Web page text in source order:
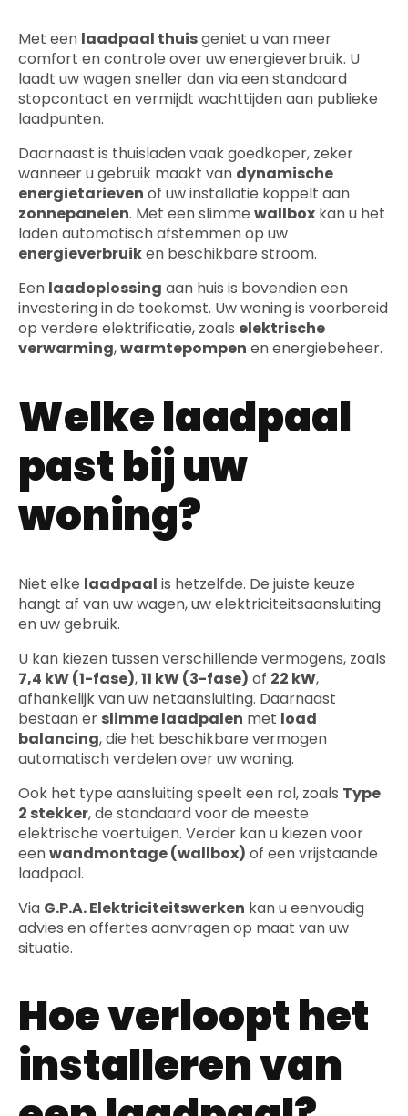
Met een laadpaal thuisgeniet u van meer
comfort en controle over uw energieverbruik. U
laadt uw wagen sneller dan via een standaard
stopcontact en vermijdt wachttijden aan publieke
laadpunten.
Daarnaast is thuisladen vaak goedkoper, zeker
wanneer u gebruik maakt van dynamische
energietarieven of uw installatie koppelt aan
zonnepanelen. Met een slimme wallbox kan u het
laden automatisch afstemmen op uw
energieverbruiken beschikbare stroom.
Een laadoplossing aan huis is bovendien een
investering in de toekomst. Uw woning is voorbereid
op verdere elektrificatie, zoals elektrische
verwarming,warmtepompen en energiebeheer.
Welke laadpaal
past bij uw
woning?
Niet elke laadpaal is hetzelfde. De juiste keuze
hangt af van uw wagen, uw elektriciteitsaansluiting
en uw gebruik.
U kan kiezen tussen verschillende vermogens, zoals
7,4 kW (1-fase),11 kW (3-fase) of 22 kW,
afhankelijk van uw netaansluiting. Daarnaast
bestaan er slimme laadpalen met load
balancing, die het beschikbare vermogen
automatisch verdelen over uw woning.
Ook het type aansluiting speelt een rol, zoals Type
2 stekker, de standaard voor de meeste
elektrische voertuigen. Verder kan u kiezen voor
eenwandmontage (wallbox) of een vrijstaande
laadpaal.
Via G.P.A. Elektriciteitswerken kan u eenvoudig
advies en offertes aanvragen op maat van uw
situatie.
Hoe verloopt het
installeren van